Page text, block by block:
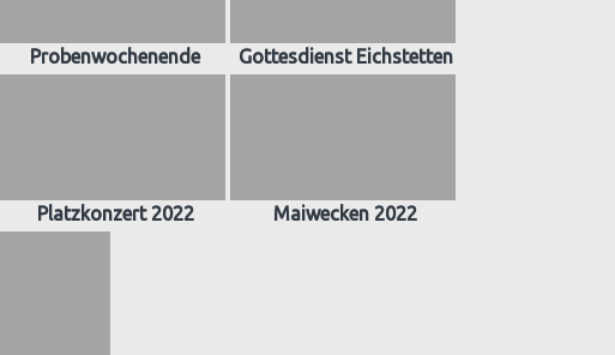
Probenwochenende Gottesdienst Eichstetten
Platzkonzert 2022 Maiwecken 2022